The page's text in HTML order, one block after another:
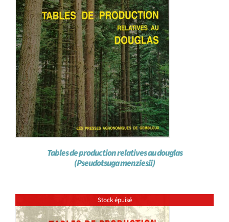
Tables de production relatives au douglas
(Pseudotsuga menziesii)
Stock épuisé